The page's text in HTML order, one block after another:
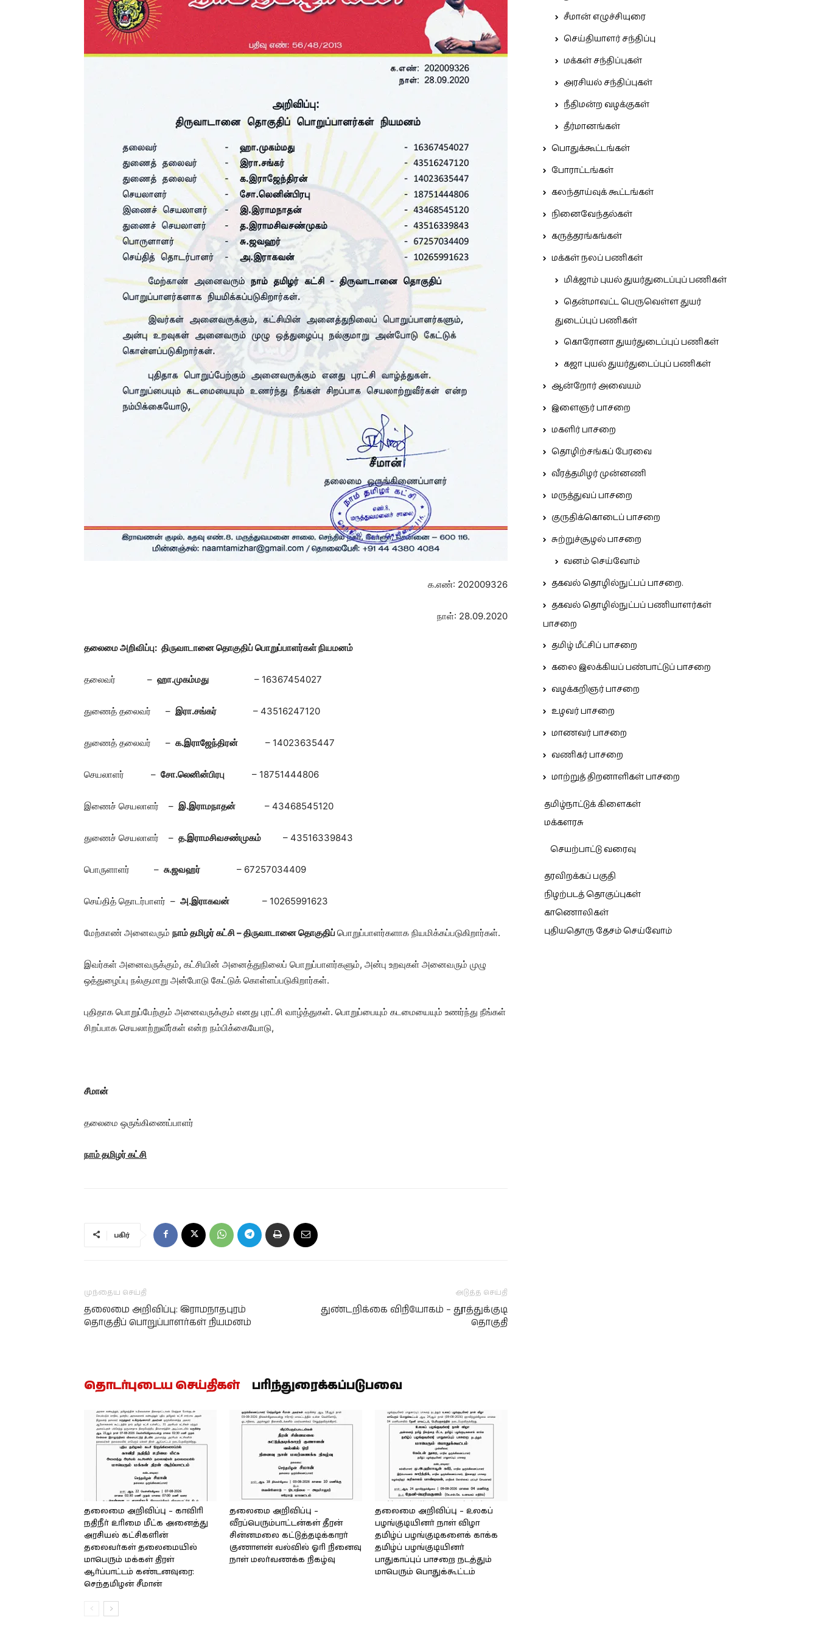
க.எண்: 202009326
நாள்: 28.09.2020
தலைமை அறிவிப்பு: திருவாடானை தொகுதிப் பொறுப்பாளர்கள் நியமனம்
தலைவர் – ஹா.முகம்மது – 16367454027
துணைத் தலைவர் – இரா.சங்கர் – 43516247120
துணைத் தலைவர் – க.இராஜேந்திரன் – 14023635447
செயலாளர் – சோ.லெனின்பிரபு – 18751444806
இணைச் செயலாளர் – இ.இராமநாதன் – 43468545120
துணைச் செயலாளர் – த.இராமசிவசண்முகம் – 43516339843
பொருளாளர் – சு.ஜவஹர் – 67257034409
செய்தித் தொடர்பாளர் – அ.இராகவன் – 10265991623
மேற்காண் அனைவரும் நாம் தமிழர் கட்சி – திருவாடானை தொகுதிப் பொறுப்பாளர்களாக நியமிக்கப்படுகிறார்கள்.
இவர்கள் அனைவருக்கும், கட்சியின் அனைத்துநிலைப் பொறுப்பாளர்களும், அன்பு உறவுகள் அனைவரும் முழு
ஒத்துழைப்பு நல்குமாறு அன்போடு கேட்டுக் கொள்ளப்படுகிறார்கள்.
புதிதாக பொறுப்பேற்கும் அனைவருக்கும் எனது புரட்சி வாழ்த்துகள். பொறுப்பையும் கடமையையும் உணர்ந்து நீங்கள்
சிறப்பாக செயலாற்றுவீர்கள் என்ற நம்பிக்கையோடு,
சீமான்
தலைமை ஒருங்கிணைப்பாளர்
நாம் தமிழர் கட்சி
பகிர்
முந்தைய செய்தி
தலைமை அறிவிப்பு: இராமநாதபுரம்
தொகுதிப் பொறுப்பாளர்கள் நியமனம்
அடுத்த செய்தி
துண்டறிக்கை விநியோகம் – தூத்துக்குடி
தொகுதி
தொடர்புடைய செய்திகள் பரிந்துரைக்கப்படுபவை
தலைமை அறிவிப்பு – காவிரி
நதிநீர் உரிமை மீட்க அனைத்து
அரசியல் கட்சிகளின்
தலைவர்கள் தலைமையில்
மாபெரும் மக்கள் திரள்
ஆர்ப்பாட்டம் கண்டனவுரை:
செந்தமிழன் சீமான்
தலைமை அறிவிப்பு –
வீரப்பெரும்பாட்டன்கள் தீரன்
சின்னமலை கட்டுத்தடிக்காரர்
குணாளன் வல்வில் ஓரி நினைவு
நாள் மலர்வணக்க நிகழ்வு
தலைமை அறிவிப்பு – உலகப்
பழங்குடியினர் நாள் விழா
தமிழ்ப் பழங்குடிகளைக் காக்க
தமிழ்ப் பழங்குடியினர்
பாதுகாப்புப் பாசறை நடத்தும்
மாபெரும் பொதுக்கூட்டம்
சீமான் எழுச்சியுரை
செய்தியாளர் சந்திப்பு
மக்கள் சந்திப்புகள்
அரசியல் சந்திப்புகள்
நீதிமன்ற வழக்குகள்
தீர்மானங்கள்
பொதுக்கூட்டங்கள்
போராட்டங்கள்
கலந்தாய்வுக் கூட்டங்கள்
நினைவேந்தல்கள்
கருத்தரங்கங்கள்
மக்கள் நலப் பணிகள்
மிக்ஜாம் புயல் துயர்துடைப்புப் பணிகள்
தென்மாவட்ட பெருவெள்ள துயர்
துடைப்புப் பணிகள்
கொரோனா துயர்துடைப்புப் பணிகள்
கஜா புயல் துயர்துடைப்புப் பணிகள்
ஆன்றோர் அவையம்
இளைஞர் பாசறை
மகளிர் பாசறை
தொழிற்சங்கப் பேரவை
வீரத்தமிழர் முன்னணி
மருத்துவப் பாசறை
குருதிக்கொடைப் பாசறை
சுற்றுச்சூழல் பாசறை
வனம் செய்வோம்
தகவல் தொழில்நுட்பப் பாசறை.
தகவல் தொழில்நுட்பப் பணியாளர்கள்
பாசறை
தமிழ் மீட்சிப் பாசறை
கலை இலக்கியப் பண்பாட்டுப் பாசறை
வழக்கறிஞர் பாசறை
உழவர் பாசறை
மாணவர் பாசறை
வணிகர் பாசறை
மாற்றுத் திறனாளிகள் பாசறை
தமிழ்நாட்டுக் கிளைகள்
மக்களரசு
செயற்பாட்டு வரைவு
தரவிறக்கப் பகுதி
நிழற்படத் தொகுப்புகள்
காணொலிகள்
புதியதொரு தேசம் செய்வோம்